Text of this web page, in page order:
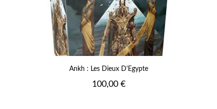
Ankh : Les Dieux D'Egypte
Prix
100,00 €